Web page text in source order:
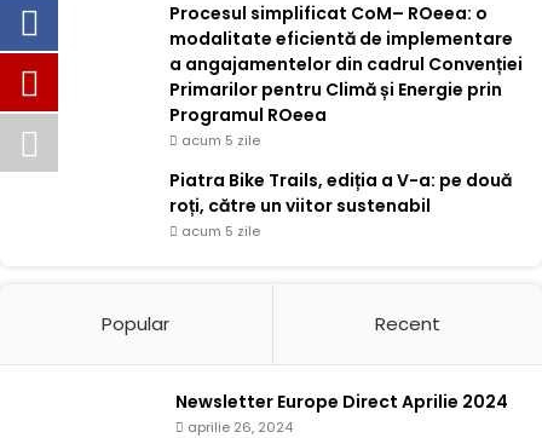
Procesul simplificat CoM– ROeea: o
modalitate eficientă de implementare
a angajamentelor din cadrul Convenției
Primarilor pentru Climă și Energie prin
Programul ROeea
acum 5 zile
Piatra Bike Trails, ediția a V-a: pe două
roți, către un viitor sustenabil
acum 5 zile
Popular Recent
Newsletter Europe Direct Aprilie 2024
aprilie 26, 2024